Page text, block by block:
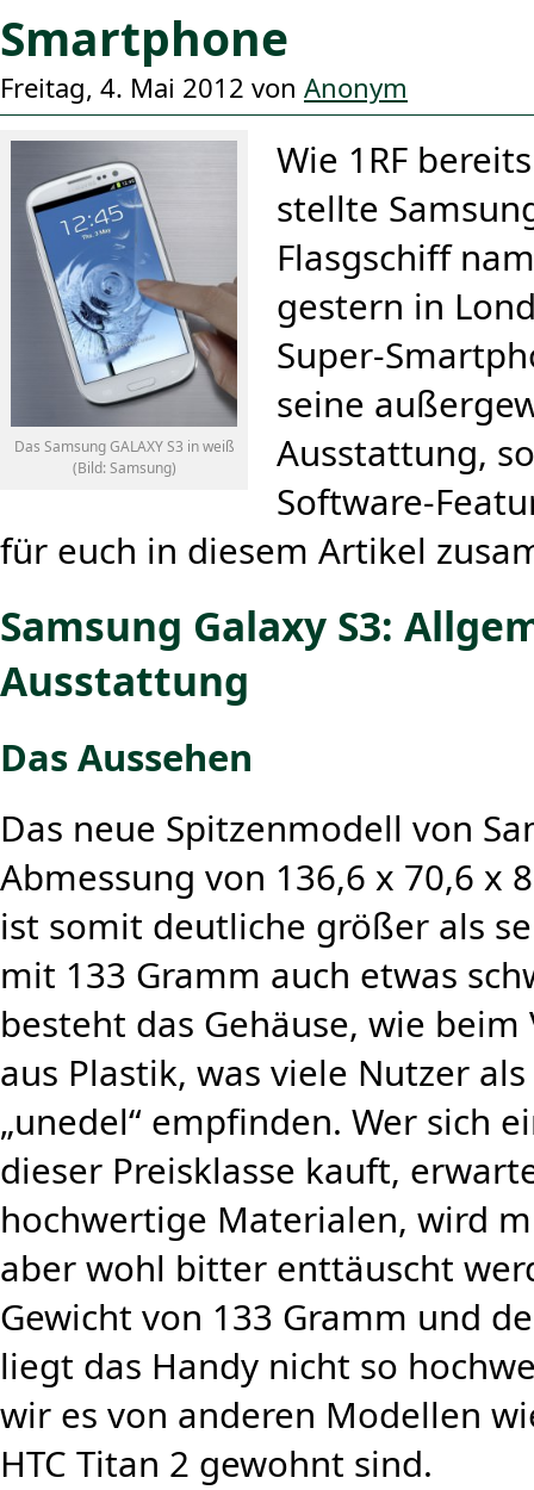
Smartphone
Freitag, 4. Mai 2012 von Anonym
Das Samsung GALAXY S3 in weiß
(Bild: Samsung)
Wie 1RF
stellte
Flasgschiff
gestern in
Super-
seine
Ausstattung,
Software-
für euch in diesem Artikel
Samsung Galaxy S3:
Ausstattung
Das Aussehen
Das neue Spitzenmodell von
Abmessung von 136,6 x 70,6 x
ist somit deutliche größer als
mit 133 Gramm auch etwas
besteht das Gehäuse, wie
aus Plastik, was viele Nutzer
„unedel“ empfinden. Wer sich
dieser Preisklasse kauft,
hochwertige Materialen, wird
aber wohl bitter enttäuscht
Gewicht von 133 Gramm und
liegt das Handy nicht so
wir es von anderen Modellen
HTC Titan 2 gewohnt sind.